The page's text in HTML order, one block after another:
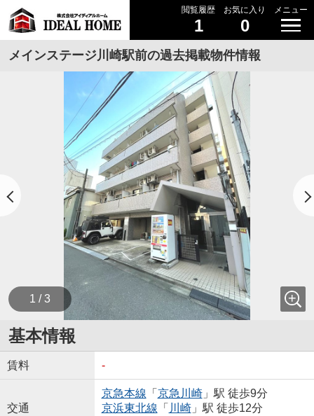
閲覧履歴
1
お気に入り
0
メニュー
メインステージ川崎駅前の過去掲載物件情報
1 / 3
基本情報
賃料 -
交通
京急本線 「 京急川崎」駅 徒歩9分
京浜東北線 「 川崎」駅 徒歩12分